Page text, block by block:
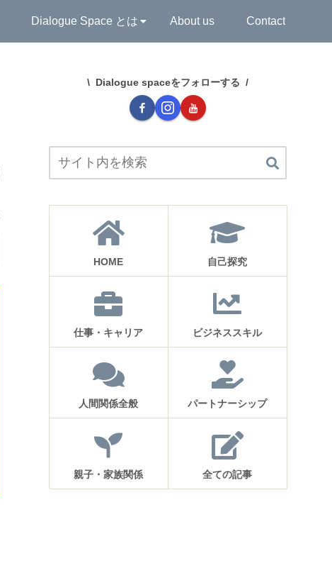
Dialogue Space とは About us Contact
Dialogue spaceをフォローする
HOME 自己探究
仕事・キャリア ビジネススキル
人間関係全般 パートナーシップ
親子・家族関係 全ての記事